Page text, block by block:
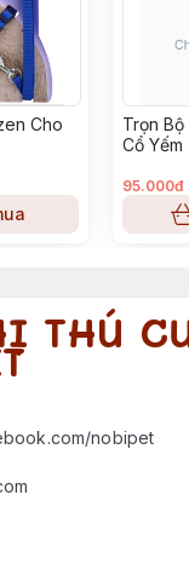
Cho
Trọn
Cổ Yếm
95.000đ
THÚ
nobipet